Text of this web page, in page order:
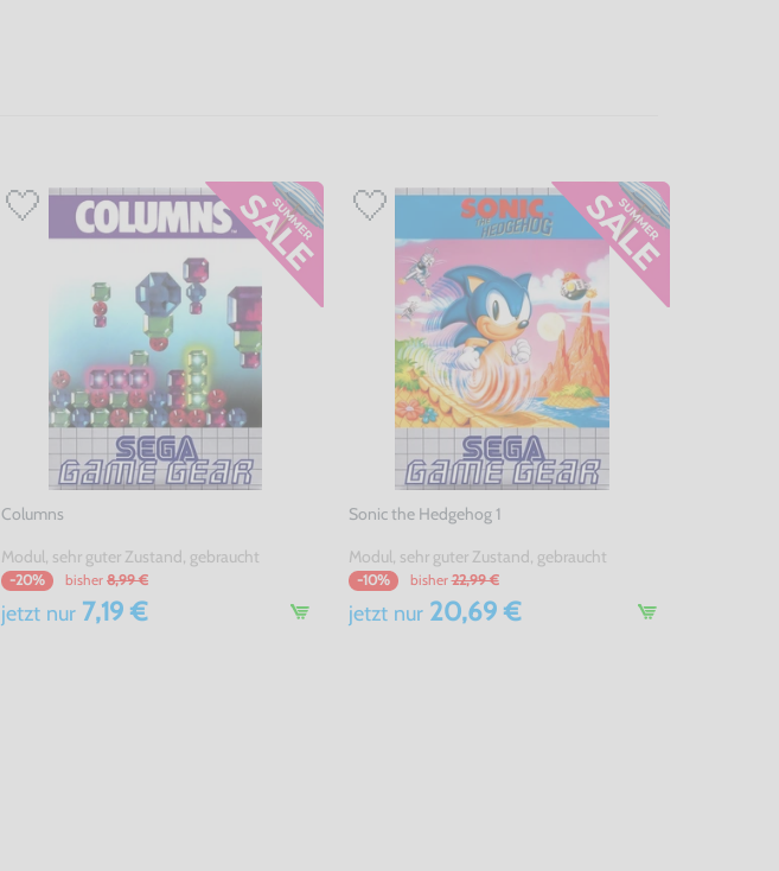
Columns
Modul, sehr guter Zustand, gebraucht
-20% bisher 8,99 €
jetzt nur 7,19 €
Sonic the Hedgehog 1
Modul, sehr guter Zustand, gebraucht
-10% bisher 22,99 €
jetzt nur20,69 €